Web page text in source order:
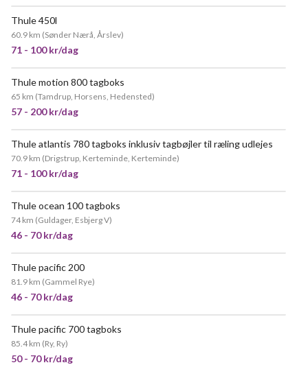
Thule 450l
60.9 km (Sønder Nærå, Årslev)
71 - 100 kr/dag
Thule motion 800 tagboks
65 km (Tamdrup, Horsens, Hedensted)
57 - 200 kr/dag
Thule atlantis 780 tagboks inklusiv tagbøjler til ræling udlejes
70.9 km (Drigstrup, Kerteminde, Kerteminde)
71 - 100 kr/dag
Thule ocean 100 tagboks
74 km (Guldager, Esbjerg V)
46 - 70 kr/dag
Thule pacific 200
81.9 km (Gammel Rye)
46 - 70 kr/dag
Thule pacific 700 tagboks
85.4 km (Ry, Ry)
50 - 70 kr/dag